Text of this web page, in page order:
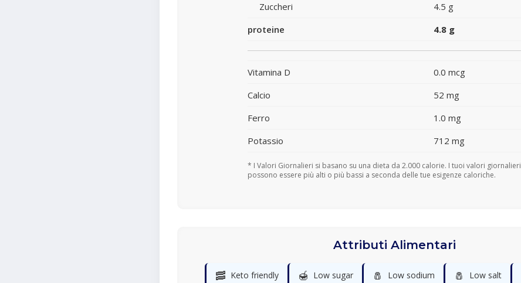
Zuccheri
4.5 g
proteine
4.8 g
Vitamina D 0.0 mcg
Calcio
52 mg
Ferro
1.0 mg
Potassio
712 mg
* I Valori Giornalieri si basano su una dieta da 2.000 calorie. I tuoi valori giornalieri
possono essere più alti o più bassi a seconda delle tue esigenze caloriche.
Attributi Alimentari
🥓 Keto friendly 🍯 Low sugar 🧂 Low sodium 🧂 Low salt